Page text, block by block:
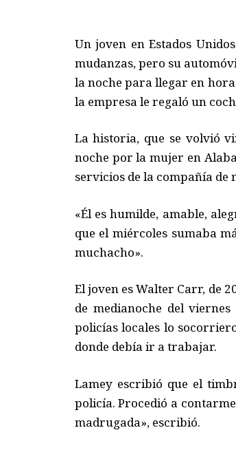
Un joven en Estados
mudanzas, pero su
la noche para llegar en
la empresa le regaló un
La historia, que se volvió
noche por la mujer en
servicios de la compañía de
«Él es humilde, amable,
que el miércoles sumaba
muchacho».
El joven es Walter Carr, de
de medianoche del
policías locales lo
donde debía ir a trabajar.
Lamey escribió que el
policía. Procedió a
madrugada», escribió.